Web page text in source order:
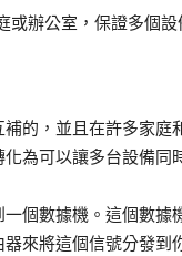
辦公室，保證多個設
的，並且在許多家庭
為可以讓多台設備同
個數據機。這個數據
來將這個信號分發到